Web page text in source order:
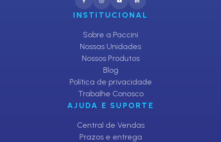
INSTITUCIONAL
Sobre a Paccini
Nossas Unidades
Nossos Produtos
Blog
Política de privacidade
Trabalhe Conosco
AJUDA E SUPORTE
Central de Vendas
Prazos e entrega